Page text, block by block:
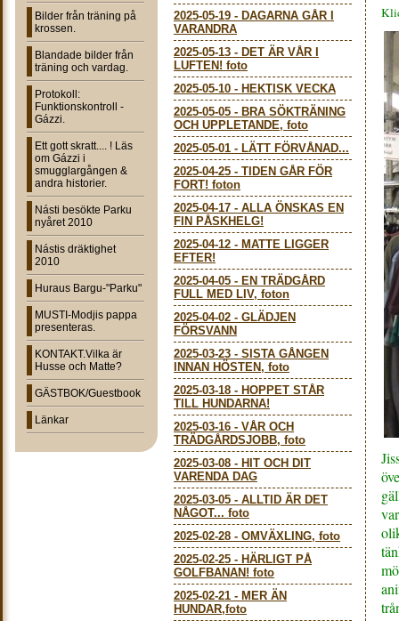
Bilder från träning på
krossen.
Blandade bilder från
träning och vardag.
Protokoll:
Funktionskontroll -
Gázzi.
Ett gott skratt.... ! Läs
om Gázzi i
smugglargången &
andra historier.
Násti besökte Parku
nyåret 2010
Nástis dräktighet
2010
Huraus Bargu-"Parku"
MUSTI-Modjis pappa
presenteras.
KONTAKT.Vilka är
Husse och Matte?
GÄSTBOK/Guestbook
Länkar
2025-05-19 - DAGARNA GÅR I
VARANDRA
2025-05-13 - DET ÄR VÅR I
LUFTEN! foto
2025-05-10 - HEKTISK VECKA
2025-05-05 - BRA SÖKTRÄNING
OCH UPPLETANDE, foto
2025-05-01 - LÄTT FÖRVÅNAD...
2025-04-25 - TIDEN GÅR FÖR
FORT! foton
2025-04-17 - ALLA ÖNSKAS EN
FIN PÅSKHELG!
2025-04-12 - MATTE LIGGER
EFTER!
2025-04-05 - EN TRÄDGÅRD
FULL MED LIV, foton
2025-04-02 - GLÄDJEN
FÖRSVANN
2025-03-23 - SISTA GÅNGEN
INNAN HÖSTEN, foto
2025-03-18 - HOPPET STÅR
TILL HUNDARNA!
2025-03-16 - VÅR OCH
TRÄDGÅRDSJOBB, foto
2025-03-08 - HIT OCH DIT
VARENDA DAG
2025-03-05 - ALLTID ÄR DET
NÅGOT... foto
2025-02-28 - OMVÄXLING, foto
2025-02-25 - HÄRLIGT PÅ
GOLFBANAN! foto
2025-02-21 - MER ÄN
HUNDAR,foto